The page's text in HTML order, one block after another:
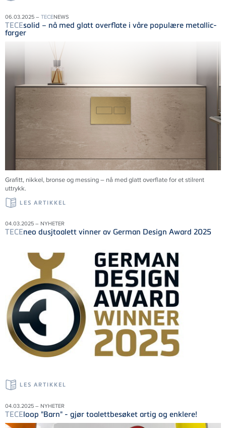
06.03.2025 – TECENEWS
TECEsolid – nå med glatt overflate i våre populære metallic-
farger
Grafitt, nikkel, bronse og messing – nå med glatt overflate for et stilrent
uttrykk.
LES ARTIKKEL
04.03.2025 – NYHETER
TECEneo dusjtoalett vinner av German Design Award 2025
LES ARTIKKEL
04.03.2025 – NYHETER
TECEloop "Barn" - gjør toalettbesøket artig og enklere!